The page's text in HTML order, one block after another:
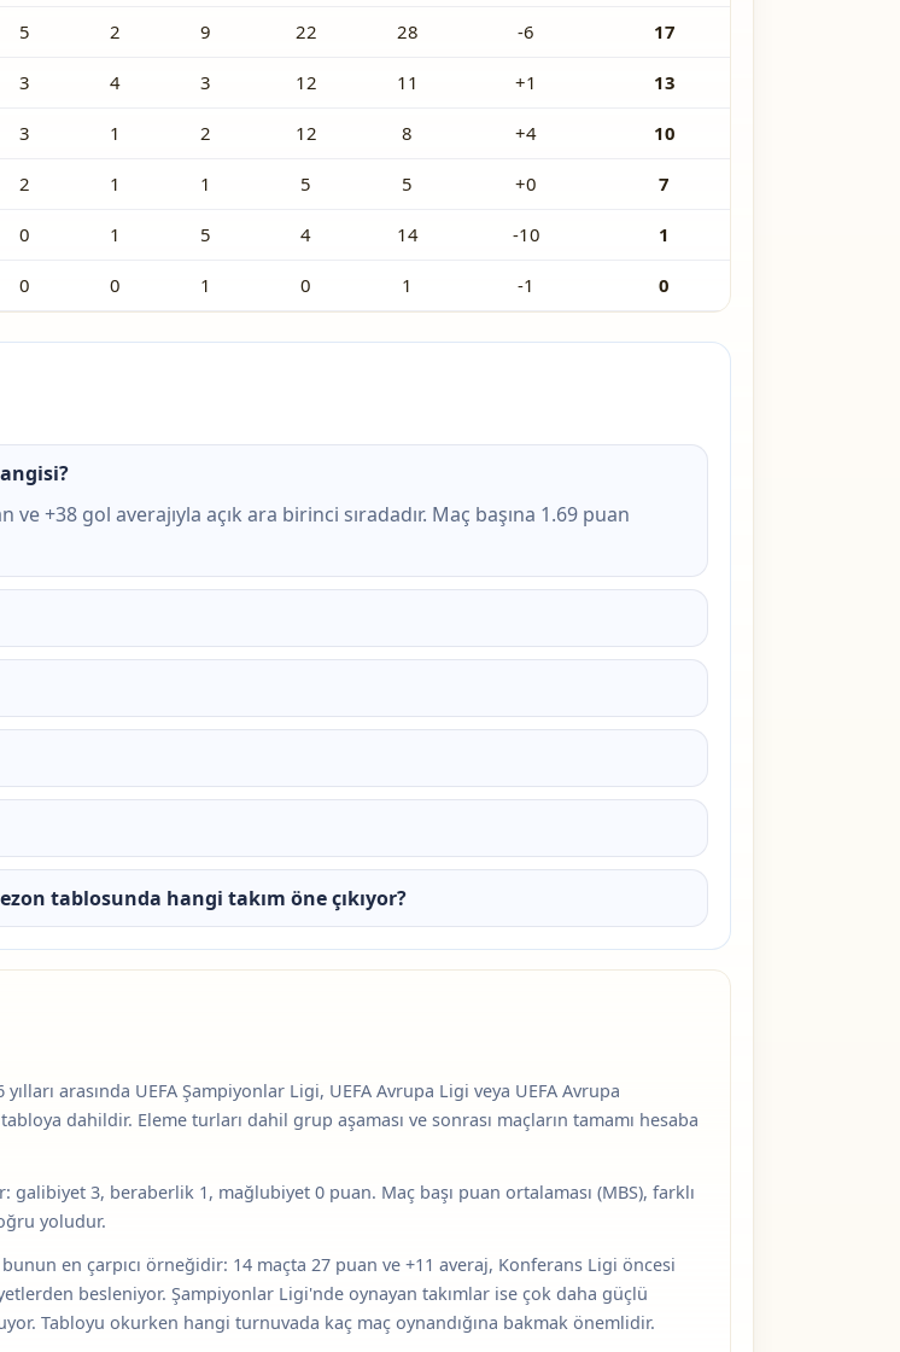
5 2 9 22 28 -6 17
3 4 3 12 11 +1 13
3 1 2 12 8 +4 10
2 1 1 5 5 +0 7
0 1 5 4 14 -10 1
0 0 1 0 1 -1 0
+38 gol averajıyla açık ara birinci sıradadır. Maç başına 1.69 puan
tablosunda hangi takım öne çıkıyor?
arasında UEFA Şampiyonlar Ligi, UEFA Avrupa Ligi veya UEFA Avrupa
dahildir. Eleme turları dahil grup aşaması ve sonrası maçların tamamı hesaba
3, beraberlik 1, mağlubiyet 0 puan. Maç başı puan ortalaması (MBS), farklı
yoludur.
en çarpıcı örneğidir: 14 maçta 27 puan ve +11 averaj, Konferans Ligi öncesi
besleniyor. Şampiyonlar Ligi'nde oynayan takımlar ise çok daha güçlü
Tabloyu okurken hangi turnuvada kaç maç oynandığına bakmak önemlidir.